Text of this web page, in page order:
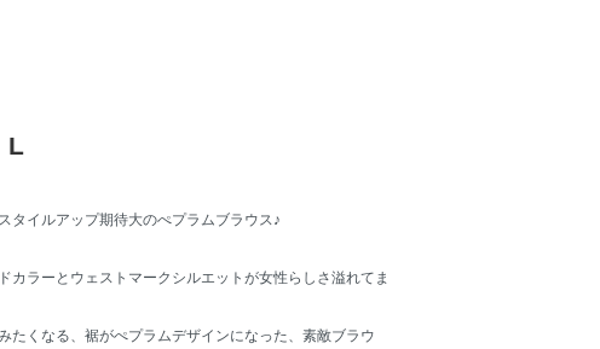
タイルアップ期待大のぺプラムブラウス♪
カラーとウェストマークシルエットが女性らしさ溢れてま
たくなる、裾がぺプラムデザインになった、素敵ブラウ